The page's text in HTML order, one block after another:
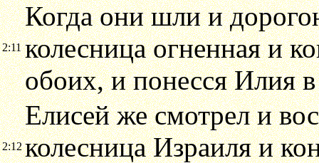
2:11
Когда они шли и
колесница огненная и
обоих, и понесся Илия
2:12
Елисей же смотрел и
колесница Израиля и